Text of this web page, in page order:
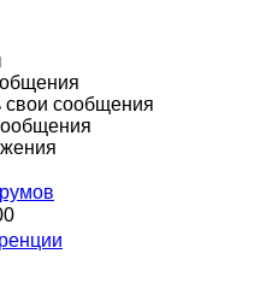
свои сообщения